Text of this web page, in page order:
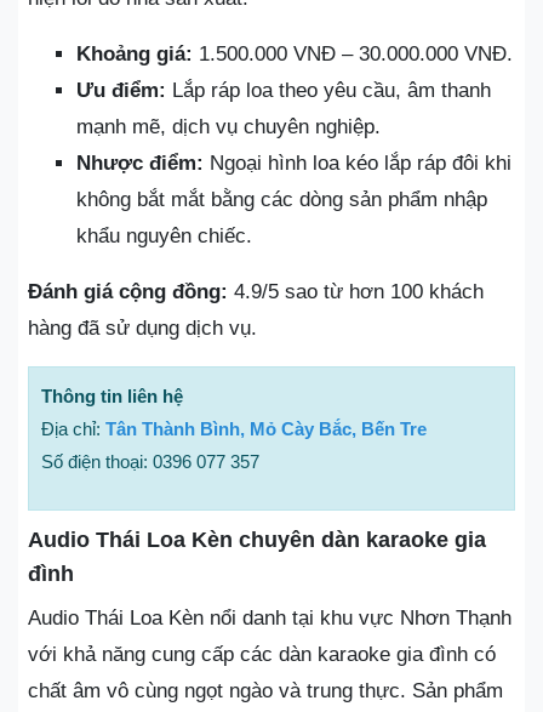
Khoảng giá: 1.500.000 VNĐ – 30.000.000 VNĐ.
Ưu điểm: Lắp ráp loa theo yêu cầu, âm thanh
mạnh mẽ, dịch vụ chuyên nghiệp.
Nhược điểm: Ngoại hình loa kéo lắp ráp đôi khi
không bắt mắt bằng các dòng sản phẩm nhập
khẩu nguyên chiếc.
Đánh giá cộng đồng: 4.9/5 sao từ hơn 100 khách
hàng đã sử dụng dịch vụ.
Thông tin liên hệ
Địa chỉ: Tân Thành Bình, Mỏ Cày Bắc, Bến Tre
Số điện thoại: 0396 077 357
Audio Thái Loa Kèn chuyên dàn karaoke gia
đình
Audio Thái Loa Kèn nổi danh tại khu vực Nhơn Thạnh
với khả năng cung cấp các dàn karaoke gia đình có
chất âm vô cùng ngọt ngào và trung thực. Sản phẩm